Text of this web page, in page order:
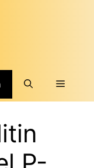
Menú